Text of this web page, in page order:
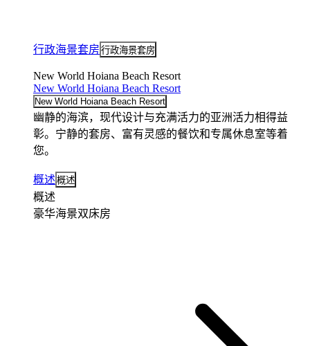
行政海景套房 行政海景套房
New World Hoiana Beach Resort
New World Hoiana Beach Resort
New World Hoiana Beach Resort
幽静的海滨，现代设计与充满活力的亚洲活力相得益
彰。宁静的套房、富有灵感的餐饮和专属休息室等着
您。
概述 概述
概述
豪华海景双床房